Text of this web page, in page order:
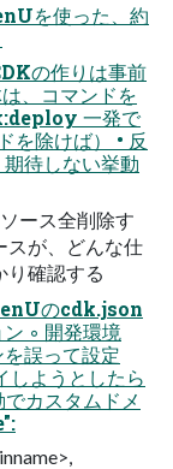
を使った、約
の作りは事前
、コマンドを
一発で
を除けば） • 反
待しない挙動
ース全削除す
スが、どんな仕
り確認する
のcdk.json
◦ 開発環境
誤って設定
しようとしたら
カスタムドメ